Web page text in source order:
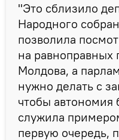
"Это сблизило
Народного
позволила
на равноправных
Молдова, а
нужно делать с
чтобы
служила
первую очередь,